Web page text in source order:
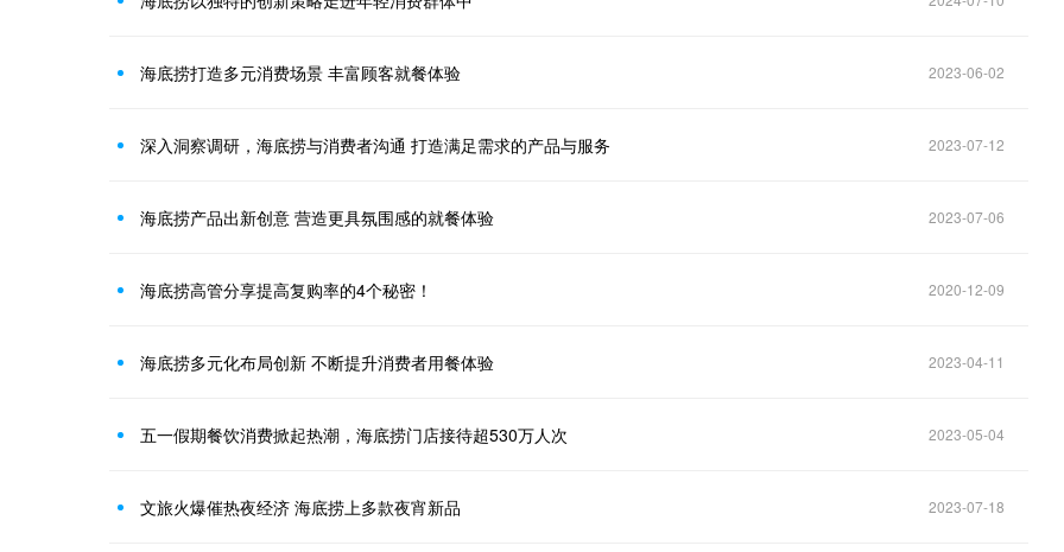
海底捞打造多元消费场景 丰富顾客就餐体验 2023-06-02
深入洞察调研，海底捞与消费者沟通 打造满足需求的产品与服务 2023-07-12
海底捞产品出新创意 营造更具氛围感的就餐体验 2023-07-06
海底捞高管分享提高复购率的4个秘密！ 2020-12-09
海底捞多元化布局创新 不断提升消费者用餐体验 2023-04-11
五一假期餐饮消费掀起热潮，海底捞门店接待超530万人次 2023-05-04
文旅火爆催热夜经济 海底捞上多款夜宵新品 2023-07-18